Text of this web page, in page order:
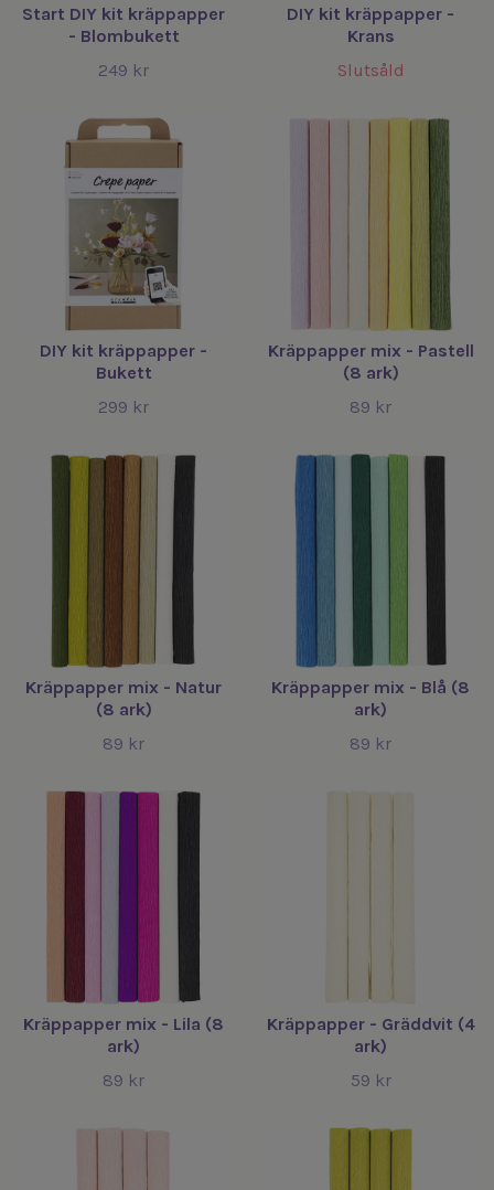
Start DIY kit kräppapper
- Blombukett
249 kr
DIY kit kräppapper -
Krans
Slutsåld
DIY kit kräppapper -
Bukett
299 kr
Kräppapper mix - Pastell
(8 ark)
89 kr
Kräppapper mix - Natur
(8 ark)
89 kr
Kräppapper mix - Blå (8
ark)
89 kr
Kräppapper mix - Lila (8
ark)
89 kr
Kräppapper - Gräddvit (4
ark)
59 kr